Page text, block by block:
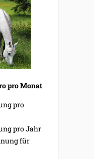
pro Monat
pro
pro Jahr
für